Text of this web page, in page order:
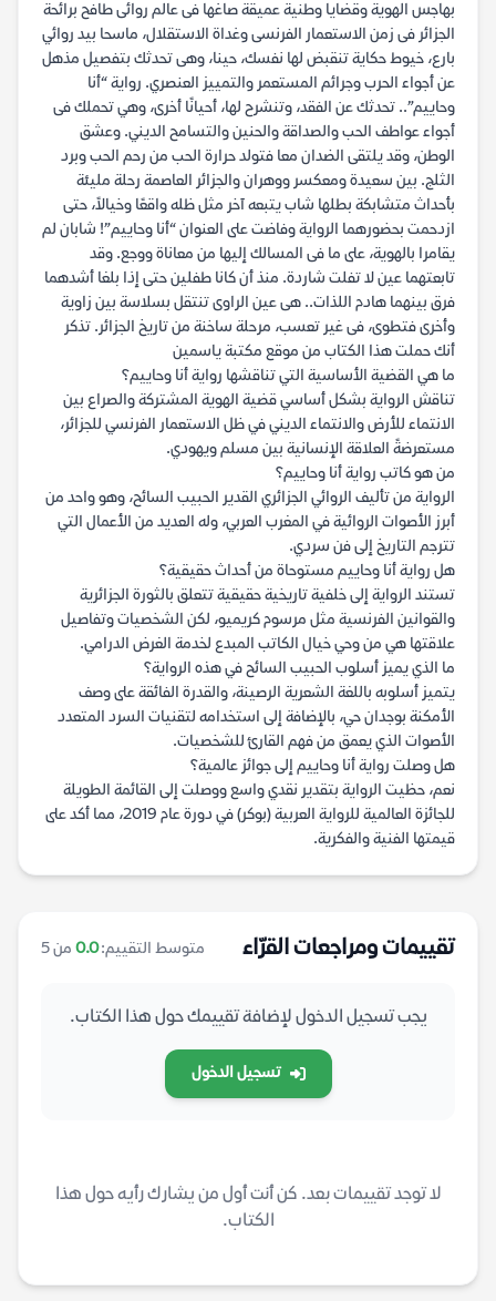
بهاجس الهوية وقضايا وطنية عميقة صاغها فى عالم روائى طافح برائحة
الجزائر فى زمن الاستعمار الفرنسى وغداة الاستقلال، ماسحا بيد روائي
بارع، خيوط حكاية تنقبض لها نفسك، حينا، وهى تحدثك بتفصيل مذهل
عن أجواء الحرب وجرائم المستعمر والتمييز العنصري. رواية “أنا
وحاييم”.. تحدثك عن الفقد، وتنشرح لها، أحيانًا أخرى، وهي تحملك فى
أجواء عواطف الحب والصداقة والحنين والتسامح الديني. وعشق
الوطن، وقد يلتقى الضدان معا فتولد حرارة الحب من رحم الحب وبرد
الثلج. بين سعيدة ومعكسر ووهران والجزائر العاصمة رحلة مليئة
بأحداث متشابكة بطلها شاب يتبعه آخر مثل ظله واقعًا وخيالاً، حتى
ازدحمت بحضورهما الرواية وفاضت على العنوان “أنا وحاييم”! شابان لم
يقامرا بالهوية، على ما فى المسالك إليها من معاناة ووجع. وقد
تابعتهما عين لا تفلت شاردة. منذ أن كانا طفلين حتى إذا بلغا أشدهما
فرق بينهما هادم اللذات.. هى عين الراوى تنتقل بسلاسة بين زاوية
وأخرى فتطوى، فى غير تعسب، مرحلة ساخنة من تاريخ الجزائر. تذكر
أنك حملت هذا الكتاب من موقع مكتبة ياسمين
ما هي القضية الأساسية التي تناقشها رواية أنا وحاييم؟
تناقش الرواية بشكل أساسي قضية الهوية المشتركة والصراع بين
الانتماء للأرض والانتماء الديني في ظل الاستعمار الفرنسي للجزائر،
مستعرضةً العلاقة الإنسانية بين مسلم ويهودي.
من هو كاتب رواية أنا وحاييم؟
الرواية من تأليف الروائي الجزائري القدير الحبيب السائح، وهو واحد من
أبرز الأصوات الروائية في المغرب العربي، وله العديد من الأعمال التي
تترجم التاريخ إلى فن سردي.
هل رواية أنا وحاييم مستوحاة من أحداث حقيقية؟
تستند الرواية إلى خلفية تاريخية حقيقية تتعلق بالثورة الجزائرية
والقوانين الفرنسية مثل مرسوم كريميو، لكن الشخصيات وتفاصيل
علاقتها هي من وحي خيال الكاتب المبدع لخدمة الغرض الدرامي.
ما الذي يميز أسلوب الحبيب السائح في هذه الرواية؟
يتميز أسلوبه باللغة الشعرية الرصينة، والقدرة الفائقة على وصف
الأمكنة بوجدان حي، بالإضافة إلى استخدامه لتقنيات السرد المتعدد
الأصوات الذي يعمق من فهم القارئ للشخصيات.
هل وصلت رواية أنا وحاييم إلى جوائز عالمية؟
نعم، حظيت الرواية بتقدير نقدي واسع ووصلت إلى القائمة الطويلة
للجائزة العالمية للرواية العربية (بوكر) في دورة عام 2019، مما أكد على
قيمتها الفنية والفكرية.
تقييمات ومراجعات القرّاء متوسط التقييم:0.0 من 5
يجب تسجيل الدخول لإضافة تقييمك حول هذا الكتاب.
تسجيل الدخول
لا توجد تقييمات بعد. كن أنت أول من يشارك رأيه حول هذا
الكتاب.